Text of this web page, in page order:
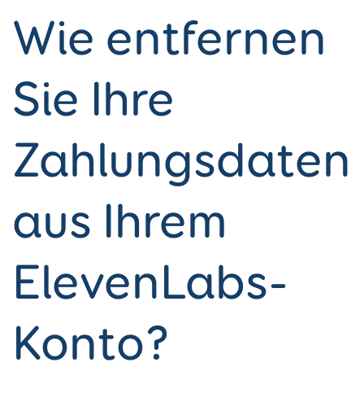
Wie entfernen
Sie Ihre
Zahlungsdaten
aus Ihrem
ElevenLabs-
Konto?